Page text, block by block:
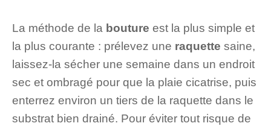
La méthode de la bouture est la plus simple et
la plus courante : prélevez une raquette saine,
laissez-la sécher une semaine dans un endroit
sec et ombragé pour que la plaie cicatrise, puis
enterrez environ un tiers de la raquette dans le
substrat bien drainé. Pour éviter tout risque de